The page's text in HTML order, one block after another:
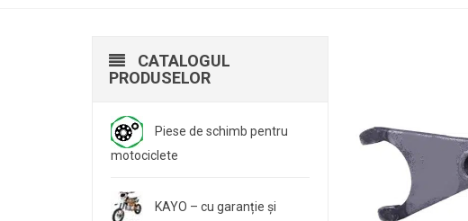
CATALOGUL
PRODUSELOR
Piese de schimb pentru
motociclete
KAYO – cu garanție și